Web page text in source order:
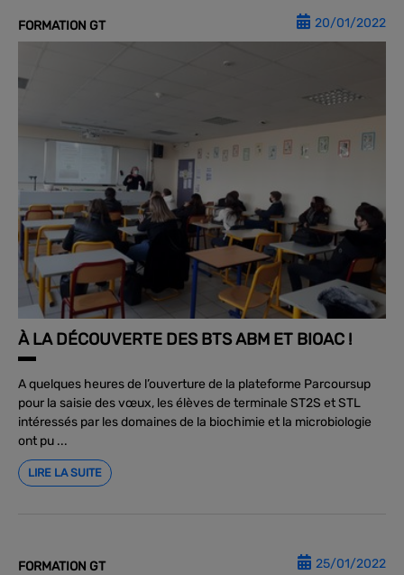
FORMATION GT 20/01/2022
À LA DÉCOUVERTE DES BTS ABM ET BIOAC !
A quelques heures de l’ouverture de la plateforme Parcoursup
pour la saisie des vœux, les élèves de terminale ST2S et STL
intéressés par les domaines de la biochimie et la microbiologie
ont pu ...
LIRE LA SUITE
FORMATION GT 25/01/2022